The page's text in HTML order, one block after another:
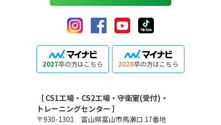
2027卒の方はこちら 2028卒の方はこちら
［ CS1工場・CS2工場・守衛室(受付)・
トレーニングセンター ］
〒930-1301 富山県富山市馬瀬口 17番地